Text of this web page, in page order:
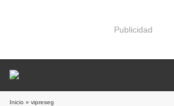
Publicidad
Inicio » vipreseg